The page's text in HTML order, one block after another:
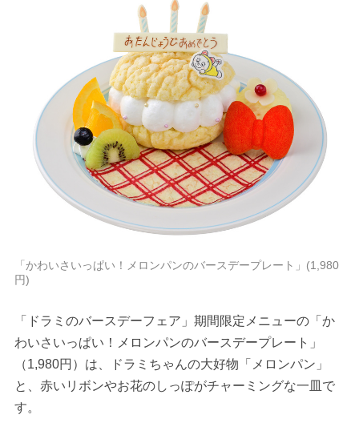
「かわいさいっぱい！メロンパンのバースデープレート」(1,980
円)
「ドラミのバースデーフェア」期間限定メニューの「か
わいさいっぱい！メロンパンのバースデープレート」
（1,980円）は、ドラミちゃんの大好物「メロンパン」
と、赤いリボンやお花のしっぽがチャーミングな一皿で
す。